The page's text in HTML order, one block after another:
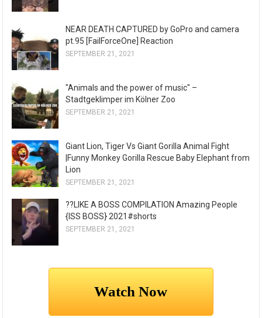
NEAR DEATH CAPTURED by GoPro and camera
pt.95 [FailForceOne] Reaction
SEPTEMBER 21, 2021
"Animals and the power of music" –
Stadtgeklimper im Kölner Zoo
SEPTEMBER 21, 2021
Giant Lion, Tiger Vs Giant Gorilla Animal Fight
|Funny Monkey Gorilla Rescue Baby Elephant from
Lion
SEPTEMBER 21, 2021
??LIKE A BOSS COMPILATION Amazing People
{ISS BOSS} 2021#shorts
SEPTEMBER 21, 2021